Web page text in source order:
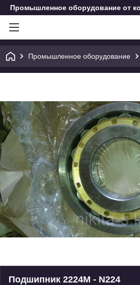
Промышленное оборудование от
Промышленное оборудование
Подшипник 2224М - N224